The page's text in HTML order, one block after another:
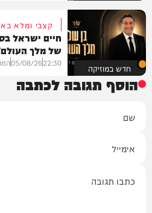
חדש במוזיקה
קצבי ומלא
חיים ישראל
של מלך
22:30
05/08/26
הוסף תגובה לכתבה